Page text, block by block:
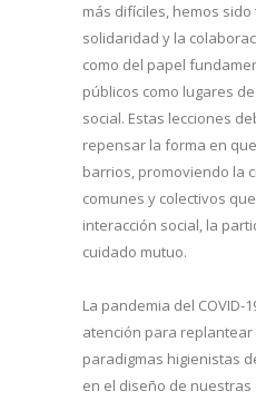
más difíciles, hemos
solidaridad y la
como del papel
públicos como lugares
social. Estas lecciones
repensar la forma en
barrios, promoviendo la
comunes y colectivos
interacción social, la
cuidado mutuo.
La pandemia del COVID-
atención para replantear
paradigmas higienistas
en el diseño de nuestras